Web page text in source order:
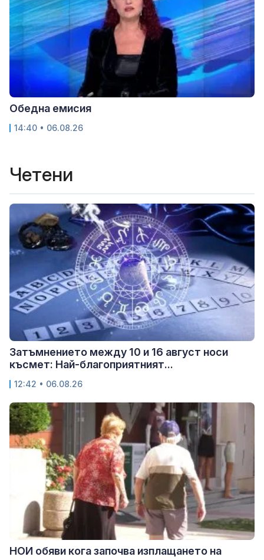
Обедна емисия
14:40 • 06.08.26
Четени
Затъмнението между 10 и 16 август носи
късмет: Най-благоприятният...
12:42 • 06.08.26
НОИ обяви кога започва изплащането на